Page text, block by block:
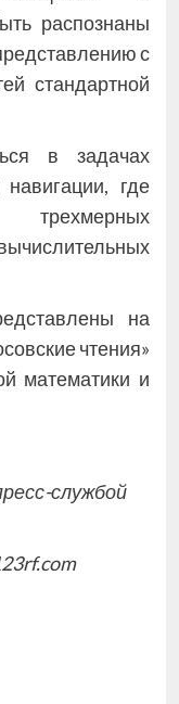
распознаны
с
стандартной
в задачах
где
трехмерных
на
чтения»
математики и
службой